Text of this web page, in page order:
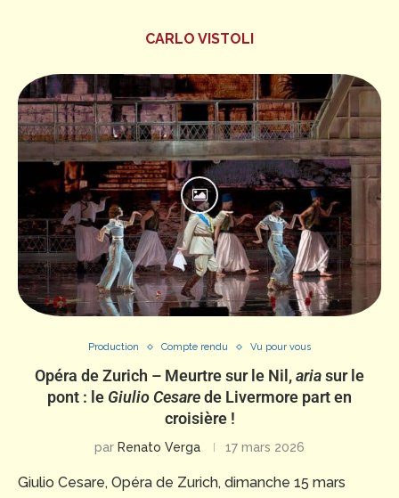
CARLO VISTOLI
Production Compte rendu Vu pour vous
Opéra de Zurich – Meurtre sur le Nil,ariasur le
pont : le Giulio Cesarede Livermore part en
croisière !
par Renato Verga 17 mars 2026
Giulio Cesare, Opéra de Zurich, dimanche 15 mars